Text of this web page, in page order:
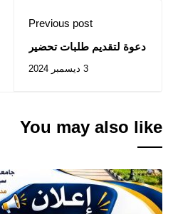
Previous post
دعوة لتقديم طلبات تحضير
3 ديسمبر 2024
You may also like